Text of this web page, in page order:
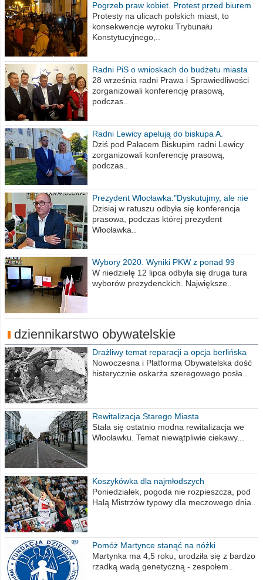
Pogrzeb praw kobiet. Protest przed biurem
poselskim PiS
Protesty na ulicach polskich miast, to
konsekwencje wyroku Trybunału
Konstytucyjnego,..
Radni PiS o wnioskach do budżetu miasta
na 2021 rok
28 września radni Prawa i Sprawiedliwości
zorganizowali konferencję prasową,
podczas..
Radni Lewicy apelują do biskupa A.
Wiesława Meringa
Dziś pod Pałacem Biskupim radni Lewicy
zorganizowali konferencję prasową,
podczas..
Prezydent Włocławka:"Dyskutujmy, ale nie
obrażajmy się”
Dzisiaj w ratuszu odbyła się konferencja
prasowa, podczas której prezydent
Włocławka..
Wybory 2020. Wyniki PKW z ponad 99
procent obwodów
W niedzielę 12 lipca odbyła się druga tura
wyborów prezydenckich. Największe..
dziennikarstwo obywatelskie
Drażliwy temat reparacji a opcja berlińska
Nowoczesna i Platforma Obywatelska dość
histerycznie oskarża szeregowego posła..
Rewitalizacja Starego Miasta
Stała się ostatnio modna rewitalizacja we
Włocławku. Temat niewątpliwie ciekawy...
Koszykówka dla najmłodszych
Poniedziałek, pogoda nie rozpieszcza, pod
Halą Mistrzów typowy dla meczowego dnia..
Pomóż Martynce stanąć na nóżki
Martynka ma 4,5 roku, urodziła się z bardzo
rzadką wadą genetyczną - zespołem..